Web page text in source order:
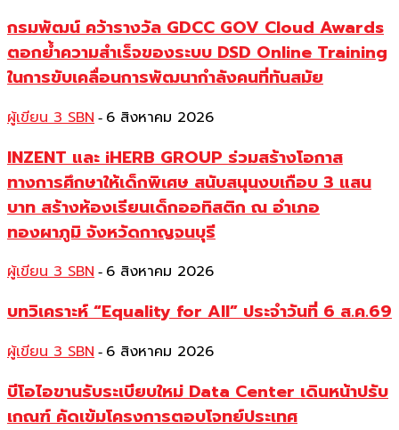
กรมพัฒน์ คว้ารางวัล GDCC GOV Cloud Awards
ตอกย้ำความสำเร็จของระบบ DSD Online Training
ในการขับเคลื่อนการพัฒนากำลังคนที่ทันสมัย
ผู้เขียน 3 SBN - 6 สิงหาคม 2026
INZENT และ iHERB GROUP ร่วมสร้างโอกาส
ทางการศึกษาให้เด็กพิเศษ สนับสนุนงบเกือบ 3 แสน
บาท สร้างห้องเรียนเด็กออทิสติก ณ อำเภอ
ทองผาภูมิ จังหวัดกาญจนบุรี
ผู้เขียน 3 SBN - 6 สิงหาคม 2026
บทวิเคราะห์ “Equality for All” ประจำวันที่ 6 ส.ค.69
ผู้เขียน 3 SBN - 6 สิงหาคม 2026
บีโอไอขานรับระเบียบใหม่ Data Center เดินหน้าปรับ
เกณฑ์ คัดเข้มโครงการตอบโจทย์ประเทศ